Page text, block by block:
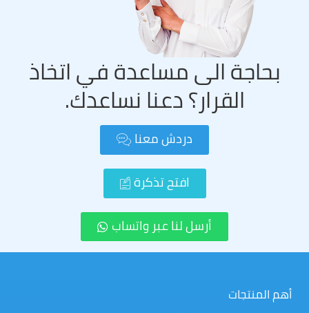
بحاجة الى مساعدة في اتخاذ
القرار؟ دعنا نساعدك.
دردش معنا
افتح تذكرة
أرسل لنا عبر واتساب
أهم المنتجات